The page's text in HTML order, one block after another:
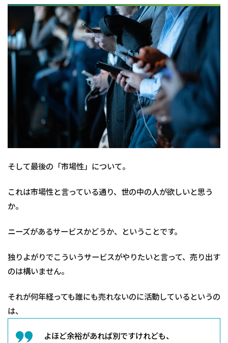
そして最後の「市場性」について。
これは市場性と言っている通り、世の中の人が欲しいと思う
か。
ニーズがあるサービスかどうか、ということです。
独りよがりでこういうサービスがやりたいと言って、売り出す
のは構いません。
それが何年経っても誰にも売れないのに活動しているというの
は、
よほど余裕があれば別ですけれども、